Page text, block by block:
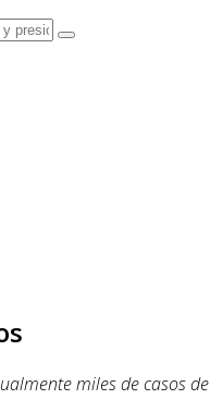
miles de casos de